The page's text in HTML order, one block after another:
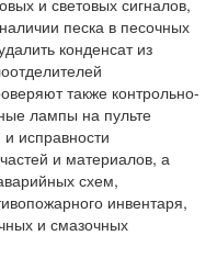
и световых сигналов,
песка в песочных
конденсат из
также контрольно-
лампы на пульте
исправности
и материалов, а
схем,
инвентаря,
и смазочных